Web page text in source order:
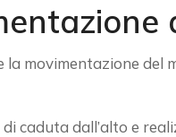
movimentazione del
caduta dall’alto e